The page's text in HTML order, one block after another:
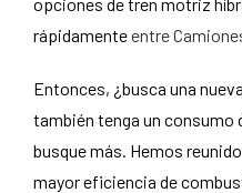
rápidamenteentre
Entonces, ¿busca una
también tenga un consumo
busque más. Hemos
mayor eficiencia de